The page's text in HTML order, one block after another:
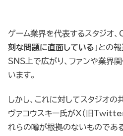
ゲーム業界を代表するスタジオ
刻な問題に直面している 」との
SNS上で広がり、ファンや業界
います。
しかし、これに対してスタジオの
ヴァコウスキー氏がX（旧Twitter
れらの噂が根拠のないものであ